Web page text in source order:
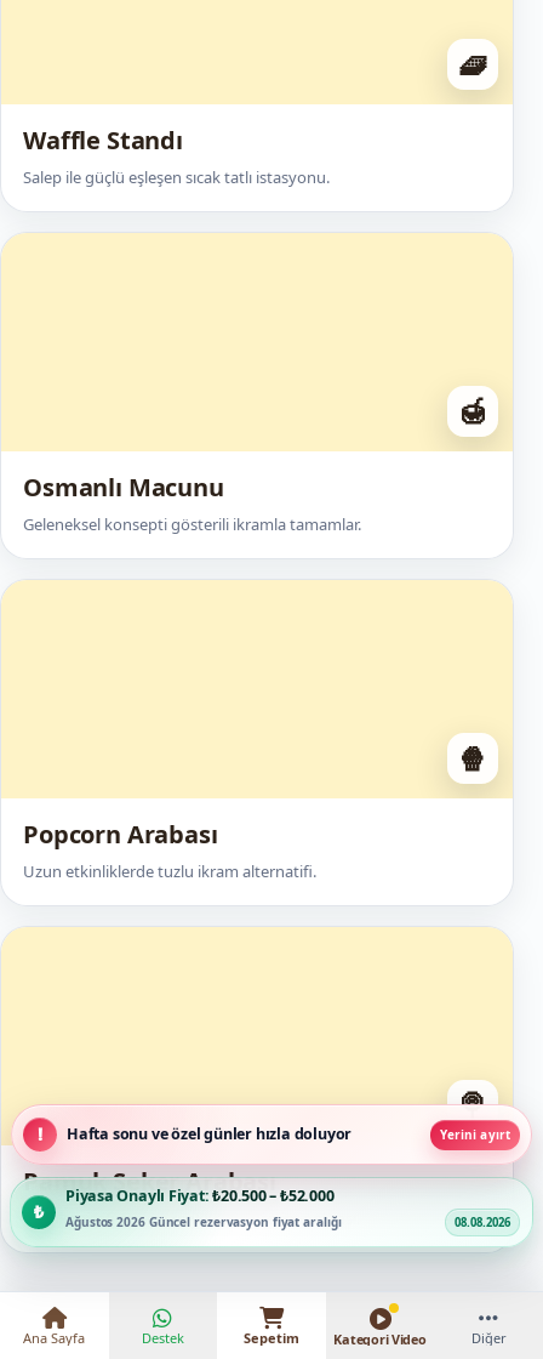
🧇
Waffle Standı
Salep ile güçlü eşleşen sıcak tatlı istasyonu.
🍯
Osmanlı Macunu
Geleneksel konsepti gösterili ikramla tamamlar.
🍿
Popcorn Arabası
Uzun etkinliklerde tuzlu ikram alternatifi.
🍭
Pamuk Şeker Arabası
Çocuk misafirler için renkli canlı üretim noktası.
Piyasa Onaylı Fiyat:₺20.500 – ₺52.000
Ağustos 2026 Güncel rezervasyon fiyat aralığı 08.08.2026
Hafta sonu ve özel günler hızla doluyor Yerini ayırt
Ana Sayfa Destek Sepetim Kategori Video Diğer